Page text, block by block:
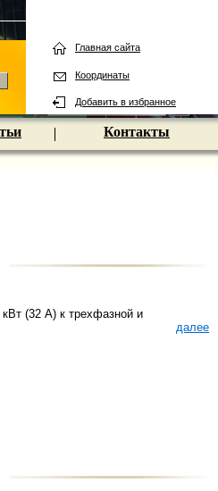
Главная сайта
Координаты
Добавить в избранное
Контакты
(32 А) к трехфазной и
далее